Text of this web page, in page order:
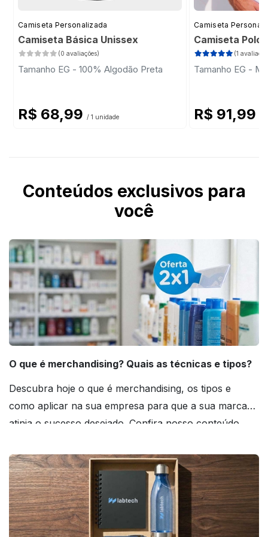
Camiseta Personalizada
Camiseta Básica Unissex
(0 avaliações)
Tamanho EG - 100% Algodão Preta
R$ 68,99 / 1 unidade
Camiseta
Camiseta Polo
(1
Tamanho EG -
R$ 91,99
Conteúdos exclusivos para
você
O que é merchandising? Quais as técnicas e tipos?
Descubra hoje o que é merchandising, os tipos e
como aplicar na sua empresa para que a sua marca
atinja o sucesso desejado. Confira nosso conteúdo